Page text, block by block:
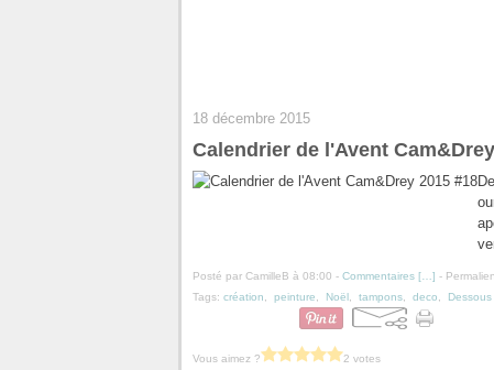
18 décembre 2015
Calendrier de l'Avent
Posté par CamilleB à 08:00 - Commentaires [ ] -
Tags: création peinture Noël tampons deco
Vous aimez ? 2 votes